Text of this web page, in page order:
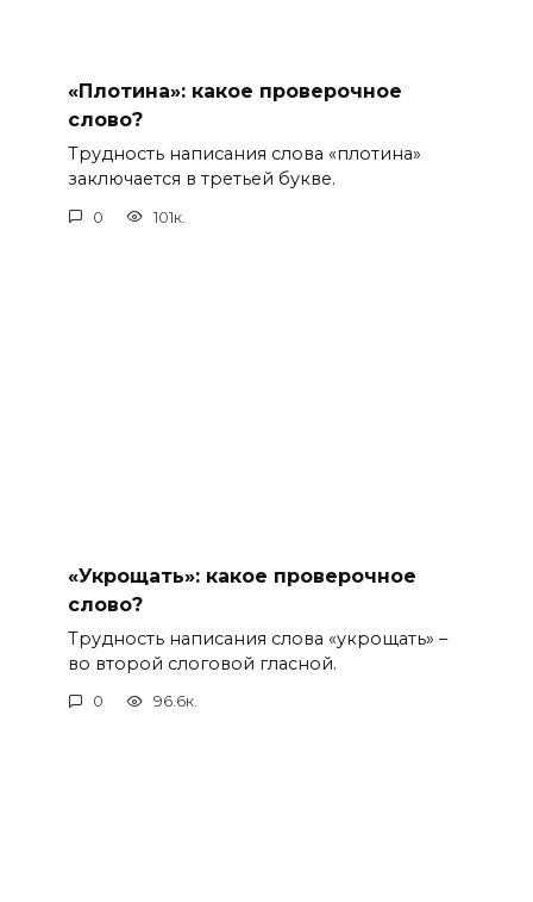
«Плотина»: какое проверочное
слово?
Трудность написания слова «плотина»
заключается в третьей букве.
0 101к.
«Укрощать»: какое проверочное
слово?
Трудность написания слова «укрощать» –
во второй слоговой гласной.
0 96.6к.